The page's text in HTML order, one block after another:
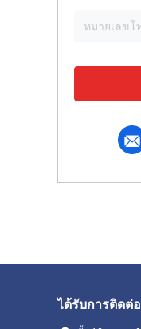
ได้รับการติดต่อ